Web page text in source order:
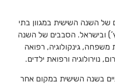
של השנה השישית במגוון בתי
ובישראל. הסבבים של השנה
משפחה, גינקולוגיה, רפואה
נוירולוגיה ורפואת ילדים.
בשנה השישית במקום אחר